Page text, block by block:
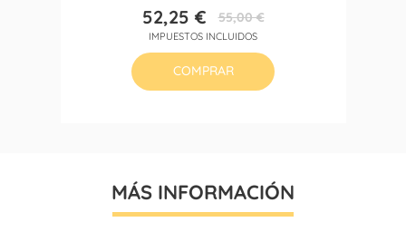
Precio
52,25 €Precio
base
55,00 €
IMPUESTOS INCLUIDOS
COMPRAR
MÁS INFORMACIÓN